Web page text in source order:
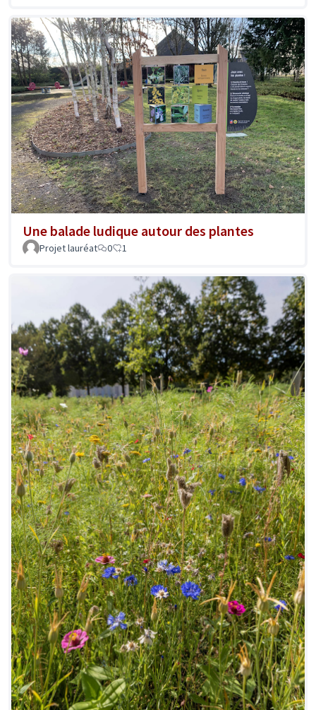
Une balade ludique autour des plantes
Projet lauréat 0 1